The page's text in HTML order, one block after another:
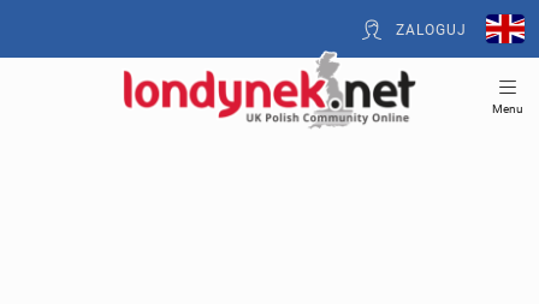
ZALOGUJ
Menu